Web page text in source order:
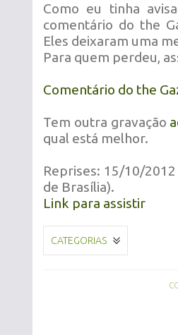
Como eu tinha
comentário do the
Eles deixaram uma
Para quem perdeu,
Comentário do the
Tem outra gravação
qual está melhor.
Reprises: 15/10/
de Brasília).
Link para assistir
CATEGORIAS